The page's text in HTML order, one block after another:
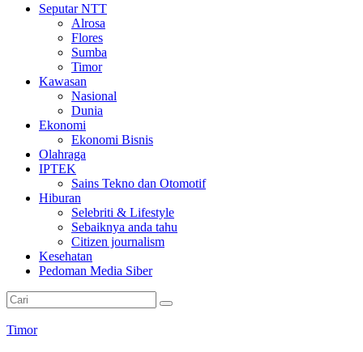
Seputar NTT
Alrosa
Flores
Sumba
Timor
Kawasan
Nasional
Dunia
Ekonomi
Ekonomi Bisnis
Olahraga
IPTEK
Sains Tekno dan Otomotif
Hiburan
Selebriti & Lifestyle
Sebaiknya anda tahu
Citizen journalism
Kesehatan
Pedoman Media Siber
Timor